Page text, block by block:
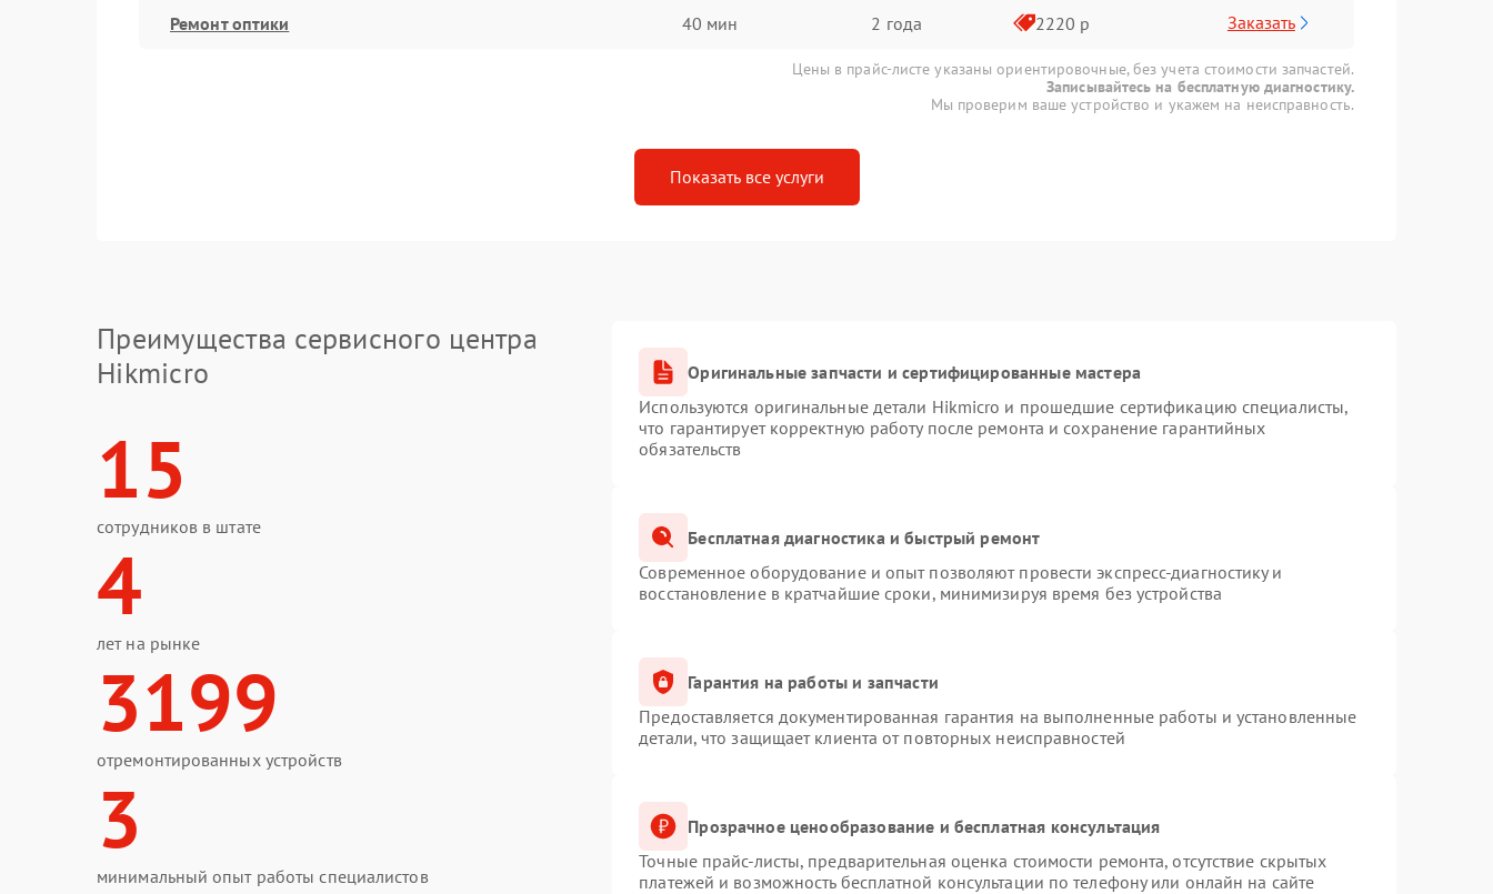
Ремонт оптики 40 мин 2 года 2220 р Заказать
Цены в прайс-листе указаны ориентировочные, без учета стоимости запчастей.
Записывайтесь на бесплатную диагностику.
Мы проверим ваше устройство и укажем на неисправность.
Показать все услуги
Преимущества сервисного центра
Hikmicro
15
сотрудников в штате
4
лет на рынке
3199
отремонтированных устройств
3
минимальный опыт работы специалистов
Оригинальные запчасти и сертифицированные мастера
Используются оригинальные детали Hikmicro и прошедшие сертификацию специалисты,
что гарантирует корректную работу после ремонта и сохранение гарантийных
обязательств
Бесплатная диагностика и быстрый ремонт
Современное оборудование и опыт позволяют провести экспресс-диагностику и
восстановление в кратчайшие сроки, минимизируя время без устройства
Гарантия на работы и запчасти
Предоставляется документированная гарантия на выполненные работы и установленные
детали, что защищает клиента от повторных неисправностей
Прозрачное ценообразование и бесплатная консультация
Точные прайс-листы, предварительная оценка стоимости ремонта, отсутствие скрытых
платежей и возможность бесплатной консультации по телефону или онлайн на сайте